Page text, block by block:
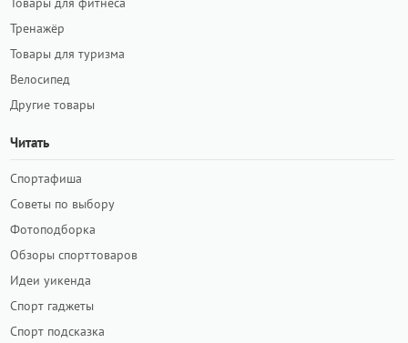
Тренажёр
Товары для туризма
Велосипед
Другие товары
Читать
Спортафиша
Советы по выбору
Фотоподборка
Обзоры спорттоваров
Идеи уикенда
Спорт гаджеты
Спорт подсказка